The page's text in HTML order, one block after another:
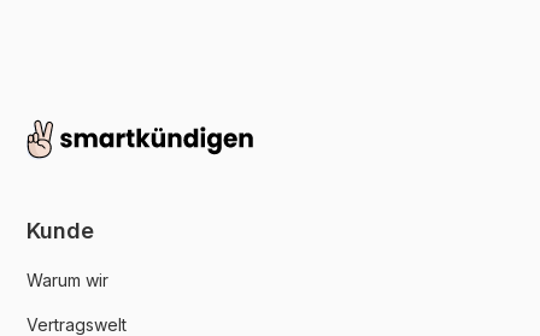
Kunde
Warum wir
Vertragswelt